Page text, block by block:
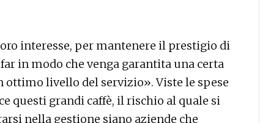
interesse, per mantenere il prestigio di
in modo che venga garantita una certa
ottimo livello del servizio». Viste le spese
questi grandi caffè, il rischio al quale si
nella gestione siano aziende che